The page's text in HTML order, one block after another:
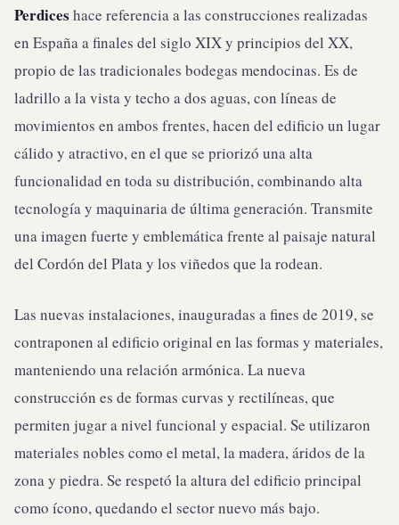
Perdices hace referencia a las construcciones realizadas
en España a finales del siglo XIX y principios del XX,
propio de las tradicionales bodegas mendocinas. Es de
ladrillo a la vista y techo a dos aguas, con líneas de
movimientos en ambos frentes, hacen del edificio un lugar
cálido y atractivo, en el que se priorizó una alta
funcionalidad en toda su distribución, combinando alta
tecnología y maquinaria de última generación. Transmite
una imagen fuerte y emblemática frente al paisaje natural
del Cordón del Plata y los viñedos que la rodean.
Las nuevas instalaciones, inauguradas a fines de 2019, se
contraponen al edificio original en las formas y materiales,
manteniendo una relación armónica. La nueva
construcción es de formas curvas y rectilíneas, que
permiten jugar a nivel funcional y espacial. Se utilizaron
materiales nobles como el metal, la madera, áridos de la
zona y piedra. Se respetó la altura del edificio principal
como ícono, quedando el sector nuevo más bajo.